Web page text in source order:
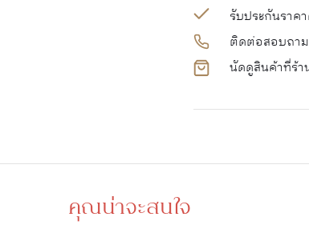
รับประกันราค
ติดต่อสอบถาม
นัดดูสินค้าที่ร้า
คุณน่าจะสนใจ